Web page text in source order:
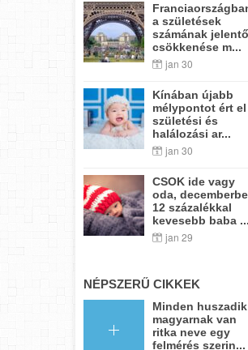
a születések
számának
csökkenése m...
jan 30
Kínában újabb
mélypontot ért el
születési és
halálozási ar...
jan 30
CSOK ide vagy
oda,
12 százalékkal
kevesebb baba ...
jan 29
NÉPSZERŰ CIKKEK
Minden huszadik
magyarnak van
ritka neve egy
felmérés szerin...